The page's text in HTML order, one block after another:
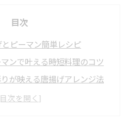
目次
ピーマン簡単レシピ
ンで叶える時短料理のコツ
が映える唐揚げアレンジ法
つで唐揚げピーマン簡単調理